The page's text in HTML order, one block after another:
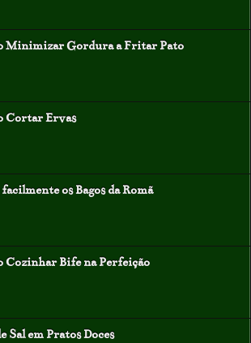
Minimizar Gordura a Fritar Pato
Cortar Ervas
os Bagos da Romã
Cozinhar Bife na Perfeição
Sal em Pratos Doces